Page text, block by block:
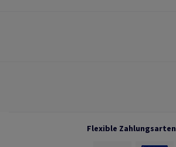
Flexible Zahlungsarten